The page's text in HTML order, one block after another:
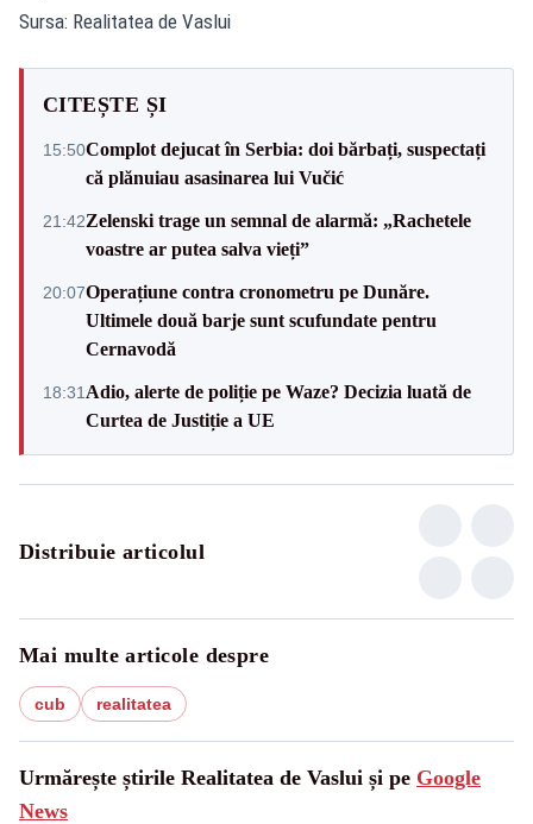
Sursa: Realitatea de Vaslui
CITEȘTE ȘI
15:50Complot dejucat în Serbia: doi bărbați, suspectați
că plănuiau asasinarea lui Vučić
21:42Zelenski trage un semnal de alarmă: „Rachetele
voastre ar putea salva vieți”
20:07Operațiune contra cronometru pe Dunăre.
Ultimele două barje sunt scufundate pentru
Cernavodă
18:31 Adio, alerte de poliție pe Waze? Decizia luată de
Curtea de Justiție a UE
Distribuie articolul
Mai multe articole despre
cub realitatea
Urmărește știrile Realitatea de Vaslui și pe Google
News